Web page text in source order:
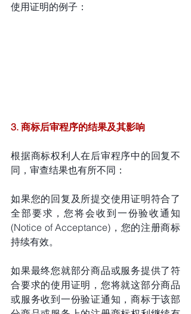
使用证明的例子：
3. 商标后审程序的结果及其影响
根据商标权利人在后审程序中的回复不
同，审查结果也有所不同：
如果您的回复及所提交使用证明符合了
全部要求，您将会收到一份验收通知
(Notice of Acceptance)，您的注册商标
持续有效。
如果最终您就部分商品或服务提供了符
合要求的使用证明，您将就这部分商品
或服务收到一份验证通知，商标于该部